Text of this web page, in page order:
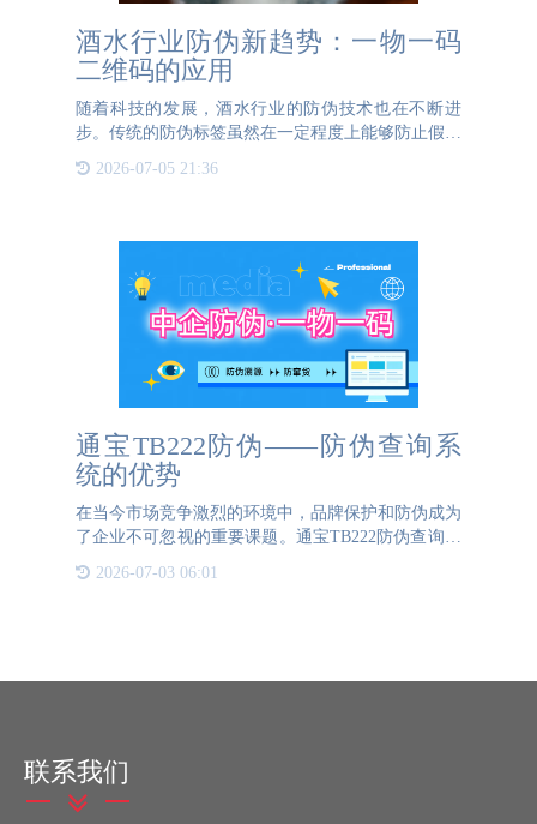
酒水行业防伪新趋势：一物一码
二维码的应用
随着科技的发展，酒水行业的防伪技术也在不断进
步。传统的防伪标签虽然在一定程度上能够防止假冒
现。一物一码二维码技术的出现，为酒水防伪带来了
2026-07-05 21:36
通宝TB222防伪——防伪查询系
统的优势
在当今市场竞争激烈的环境中，品牌保护和防伪成为
了企业不可忽视的重要课题。通宝TB222防伪查询系
和全面的功能，为企业提供了强有力的支持，有效地
2026-07-03 06:01
联系我们